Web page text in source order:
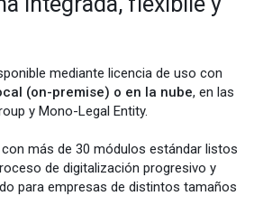
mediante licencia de uso con
(on-premise) o en la nube, en las
y Mono-Legal Entity.
más de 30 módulos estándar listos
de digitalización progresivo y
para empresas de distintos tamaños